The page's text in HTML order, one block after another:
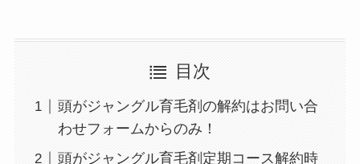
目次
頭がジャングル育毛剤の解約はお問い合
わせフォームからのみ！
頭がジャングル育毛剤定期コース解約時